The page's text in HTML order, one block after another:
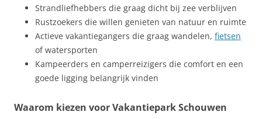
Strandliefhebbers die graag dicht bij zee verblijven
Rustzoekers die willen genieten van natuur en ruimte
Actieve vakantiegangers die graag wandelen, fietsen
of watersporten
Kampeerders en camperreizigers die comfort en een
goede ligging belangrijk vinden
Waarom kiezen voor Vakantiepark Schouwen